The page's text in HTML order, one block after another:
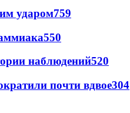
ударом759
550
наблюдений520
почти вдвое304